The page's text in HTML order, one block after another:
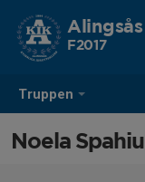
Truppen
F2017
Noela Spahiu